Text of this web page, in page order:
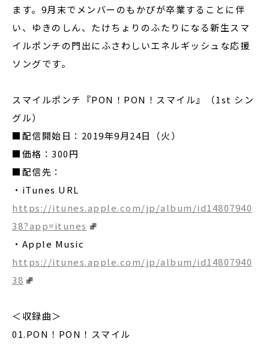
ます。9月末でメンバーのもかぴが卒業することに伴
い、ゆきのしん、たけちょりのふたりになる新生スマ
イルポンチの門出にふさわしいエネルギッシュな応援
ソングです。
スマイルポンチ『PON！PON！スマイル』（1st シン
グル）
■配信開始日：2019年9月24日（火）
■価格：300円
■配信先：
・iTunes URL
https://itunes.apple.com/jp/album/id14807940
38?app=itunes
・Apple Music
https://itunes.apple.com/jp/album/id14807940
38
＜収録曲＞
01.PON！PON！スマイル